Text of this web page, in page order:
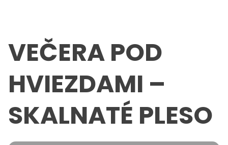
VEČERA POD
HVIEZDAMI –
SKALNATÉ PLESO